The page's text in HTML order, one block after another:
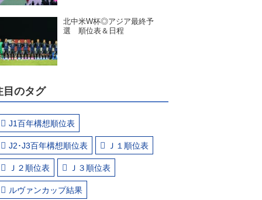
北中米W杯◎アジア最終予
選 順位表＆日程
目のタグ
J1百年構想順位表
J2･J3百年構想順位表 Ｊ１順位表
Ｊ２順位表 Ｊ３順位表
ルヴァンカップ結果